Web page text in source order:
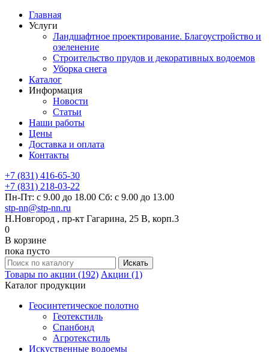
Главная
Услуги
Ландшафтное проектирование. Благоустройство и
озеленение
Строительство прудов и декоративных водоемов
Уборка снега
Каталог
Информация
Новости
Статьи
Наши работы
Цены
Доставка и оплата
Контакты
+7 (831) 416-65-30
+7 (831) 218-03-22
Пн-Пт: с 9.00 до 18.00 Сб: с 9.00 до 13.00
stp-nn@stp-nn.ru
Н.Новгород , пр-кт Гагарина, 25 В, корп.3
0
В корзине
пока пусто
Товары по акции (192) Акции (1)
Каталог продукции
Геосинтетическое полотно
Геотекстиль
Спанбонд
Агротекстиль
Искуственные водоемы